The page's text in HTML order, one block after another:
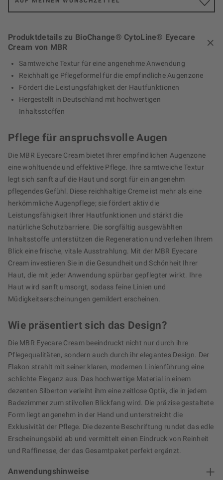
Produktdetails zu BioChange® CytoLine® Eyecare
Cream von MBR
Samtweiche Textur für eine angenehme Anwendung
Reichhaltige Pflegeformel für die empfindliche Augenzone
Fördert die Leistungsfähigkeit der Hautfunktionen
Hergestellt in Deutschland mit hochwertigen
Inhaltsstoffen
Pflege für anspruchsvolle Augen
Die MBR Eyecare Cream bietet Ihrer empfindlichen Augenzone
eine wohltuende und effektive Pflege. Ihre samtweiche Textur
legt sich sanft auf die Haut und sorgt für ein angenehm
pflegendes Gefühl. Diese reichhaltige Creme ist mehr als eine
herkömmliche Augenpflege; sie fördert aktiv die
Leistungsfähigkeit Ihrer Hautfunktionen und stärkt die
natürliche Schutzbarriere. Die sorgfältig ausgewählten
Inhaltsstoffe unterstützen die Regeneration und verleihen Ihrem
Blick eine frische, vitale Ausstrahlung. Mit der MBR Eyecare
Cream investieren Sie in die Gesundheit und Schönheit Ihrer
Haut, die mit jeder Anwendung spürbar gepflegter wirkt. Ihre
Haut wird sanft umsorgt, sodass feine Linien und
Müdigkeitserscheinungen gemildert erscheinen.
Wie präsentiert sich das Design?
Die MBR Eyecare Cream beeindruckt nicht nur durch ihre
Pflegequalitäten, sondern auch durch ihr elegantes Design. Der
Flakon strahlt mit seiner klaren, modernen Linienführung eine
schlichte Eleganz aus. Das hochwertige Material in einem
dezenten Silberton verleiht ihm eine zeitlose Optik, die in jedem
Badezimmer zum stilvollen Blickfang wird. Die präzise gestaltete
Form liegt angenehm in der Hand und unterstreicht die
Exklusivität der Pflege. Die dezente Beschriftung rundet das edle
Erscheinungsbild ab und vermittelt einen Eindruck von Reinheit
und Raffinesse, der das Gesamtpaket perfekt ergänzt.
Anwendungshinweise